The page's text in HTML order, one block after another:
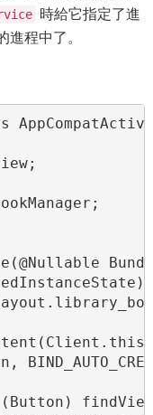
時給它指定了進
進程中了。